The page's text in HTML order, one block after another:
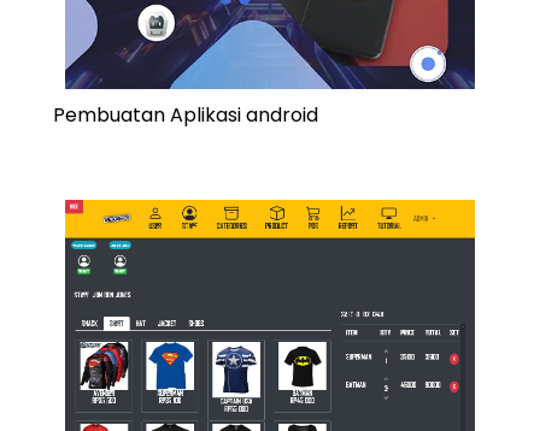
Pembuatan Aplikasi android